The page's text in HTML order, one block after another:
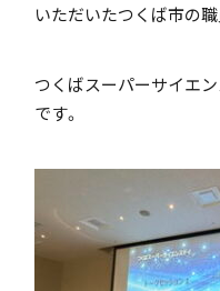
いただいたつくば市の
つくばスーパーサイエ
です。
国際バカロレア
スーパーサイエ